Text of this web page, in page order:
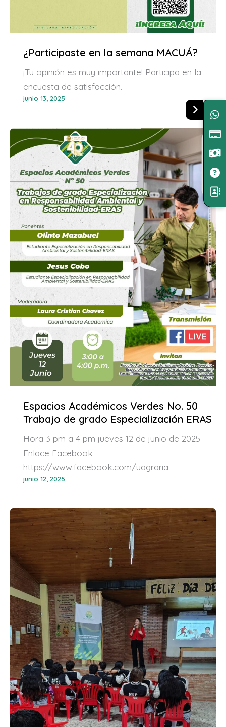
¿Participaste en la semana MACUÁ?
¡Tu opinión es muy importante! Participa en la
encuesta de satisfacción.
junio 13, 2025
Espacios Académicos Verdes No. 50
Trabajo de grado Especialización ERAS
Hora 3 pm a 4 pm jueves 12 de junio de 2025
Enlace Facebook
https://www.facebook.com/uagraria
junio 12, 2025